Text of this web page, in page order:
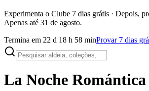
Experimenta o Clube 7 dias grátis · Depois,
Apenas até 31 de agosto.
Termina em 22 d 18 h 58 minProvar 7 dias
La Noche Romántica